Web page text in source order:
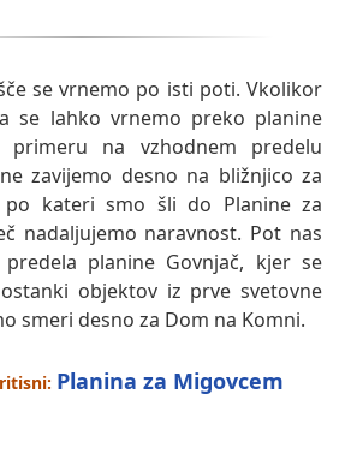
se vrnemo po isti poti. Vkolikor
se lahko vrnemo preko planine
primeru na vzhodnem predelu
zavijemo desno na bližnjico za
kateri smo šli do Planine za
nadaljujemo naravnost. Pot nas
planine Govnjač, kjer se
objektov iz prve svetovne
smeri desno za Dom na Komni.
Planina za Migovcem